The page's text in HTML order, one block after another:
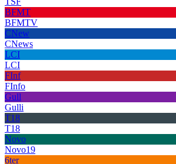
BFMT
BFMTV
CNew
CNews
LCI
LCI
FInf
FInfo
Gull
Gulli
T18
T18
Novo
Novo19
6ter